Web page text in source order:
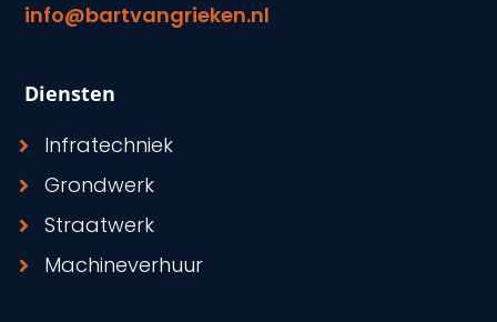
info@bartvangrieken.nl
Diensten
Infratechniek
Grondwerk
Straatwerk
Machineverhuur